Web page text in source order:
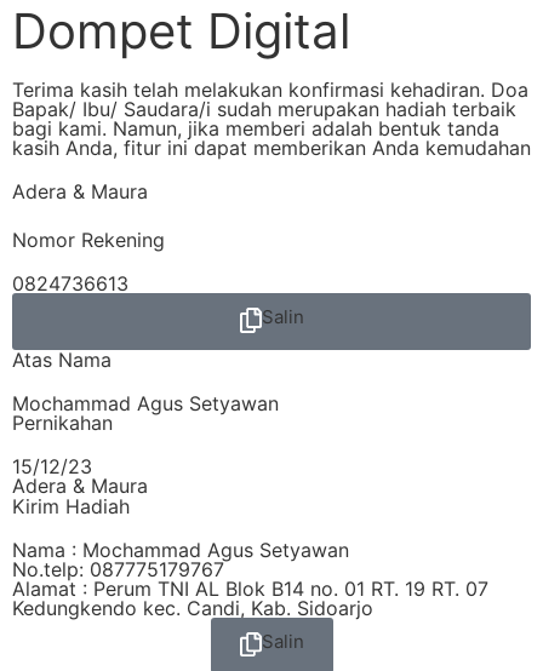
Dompet Digital
Terima kasih telah melakukan konfirmasi kehadiran. Doa
Bapak/ Ibu/ Saudara/i sudah merupakan hadiah terbaik
bagi kami. Namun, jika memberi adalah bentuk tanda
kasih Anda, fitur ini dapat memberikan Anda kemudahan
Adera & Maura
Nomor Rekening
0824736613
Salin
Atas Nama
Mochammad Agus Setyawan
Pernikahan
15/12/23
Adera & Maura
Kirim Hadiah
Nama : Mochammad Agus Setyawan
No.telp: 087775179767
Alamat : Perum TNI AL Blok B14 no. 01 RT. 19 RT. 07
Kedungkendo kec. Candi, Kab. Sidoarjo
Salin